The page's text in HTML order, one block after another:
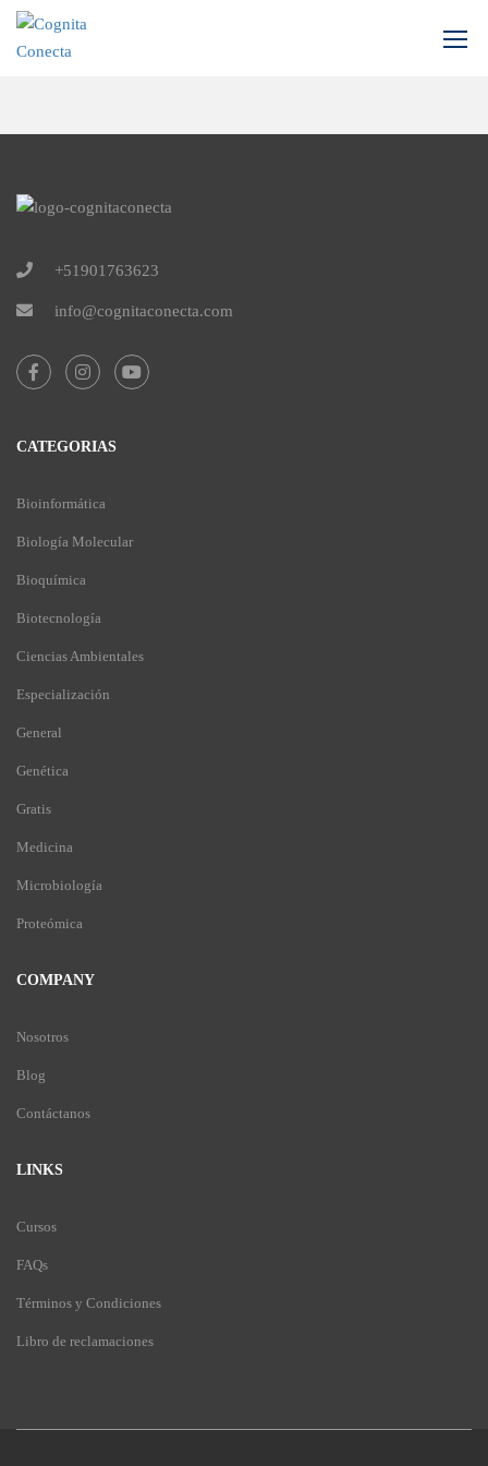
Inicio LP Checkout
+51901763623
info@cognitaconecta.com
CATEGORIAS
Bioinformática
Biología Molecular
Bioquímica
Biotecnología
Ciencias Ambientales
Especialización
General
Genética
Gratis
Medicina
Microbiología
Proteómica
COMPANY
Nosotros
Blog
Contáctanos
LINKS
Cursos
FAQs
Términos y Condiciones
Libro de reclamaciones